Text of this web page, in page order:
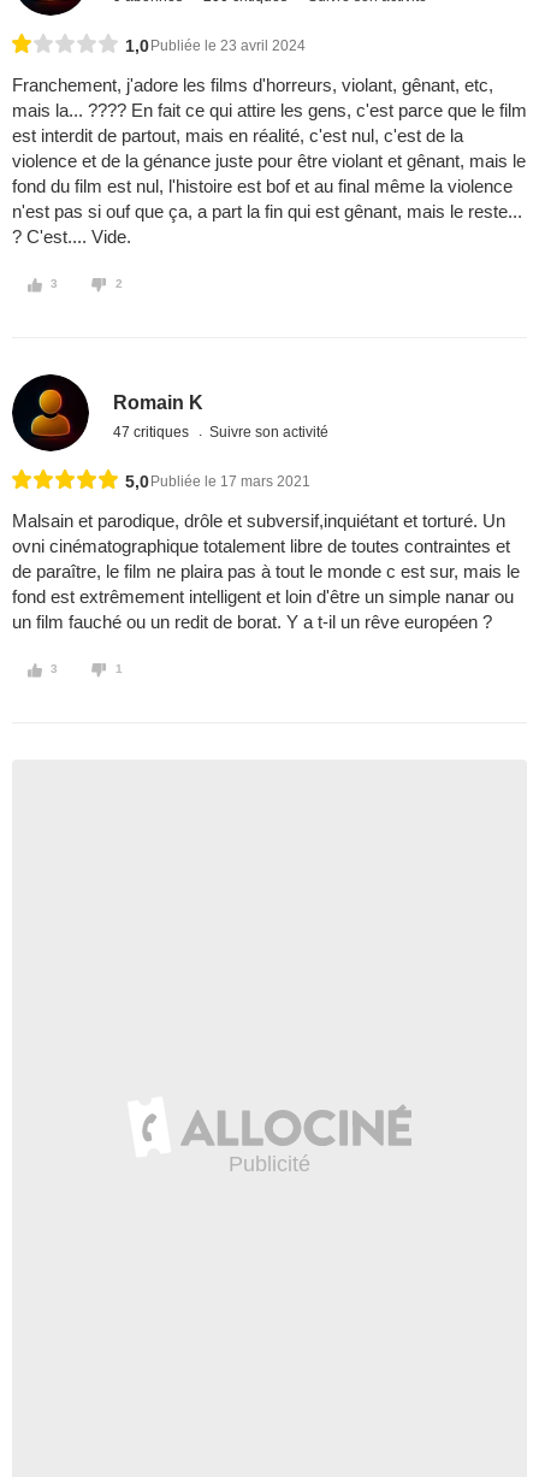
1,0 Publiée le 23 avril 2024
Franchement, j'adore les films d'horreurs, violant, gênant, etc,
mais la... ???? En fait ce qui attire les gens, c'est parce que le film
est interdit de partout, mais en réalité, c'est nul, c'est de la
violence et de la génance juste pour être violant et gênant, mais le
fond du film est nul, l'histoire est bof et au final même la violence
n'est pas si ouf que ça, a part la fin qui est gênant, mais le reste...
? C'est.... Vide.
3 2
Romain K
47 critiques Suivre son activité
5,0 Publiée le 17 mars 2021
Malsain et parodique, drôle et subversif,inquiétant et torturé. Un
ovni cinématographique totalement libre de toutes contraintes et
de paraître, le film ne plaira pas à tout le monde c est sur, mais le
fond est extrêmement intelligent et loin d'être un simple nanar ou
un film fauché ou un redit de borat. Y a t-il un rêve européen ?
3 1